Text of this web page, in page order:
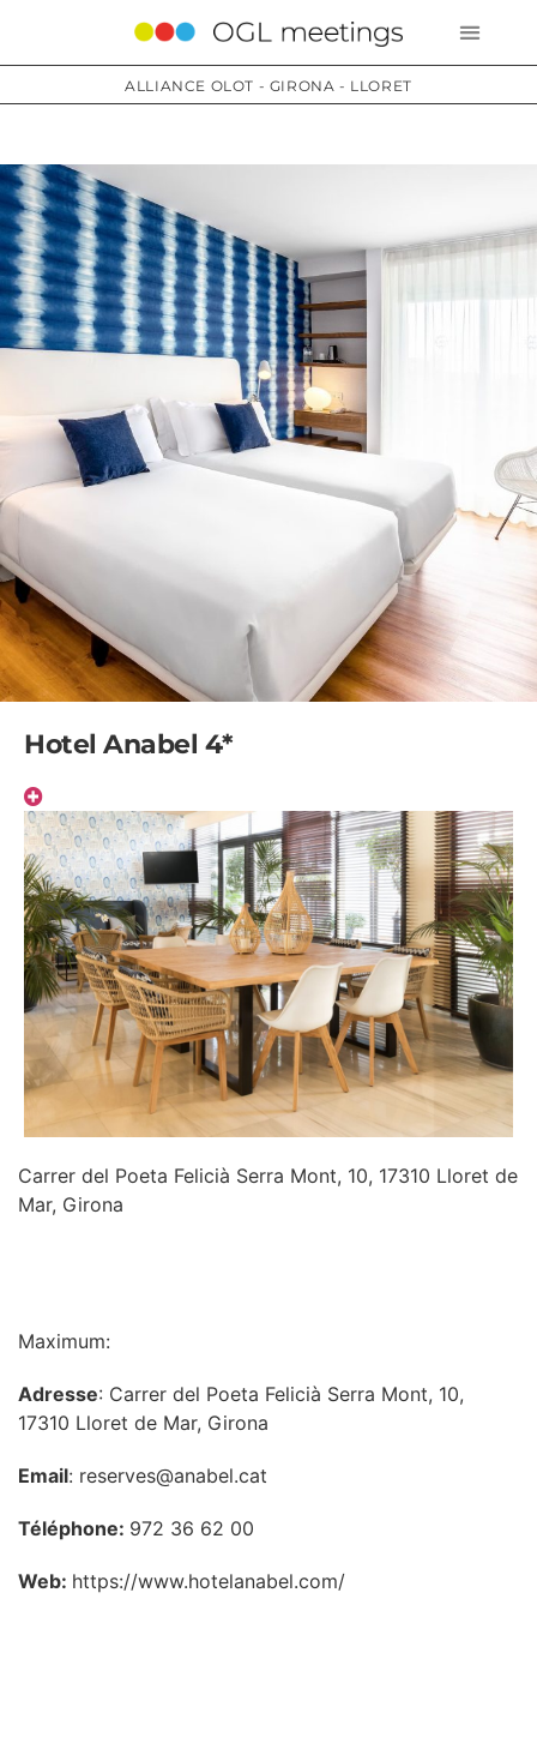
ALLIANCE OLOT - GIRONA - LLORET
Hotel Anabel 4*
Carrer del Poeta Felicià Serra Mont, 10, 17310 Lloret de
Mar, Girona
Maximum:
Adresse: Carrer del Poeta Felicià Serra Mont, 10,
17310 Lloret de Mar, Girona
Email: reserves@anabel.cat
Téléphone: 972 36 62 00
Web: https://www.hotelanabel.com/